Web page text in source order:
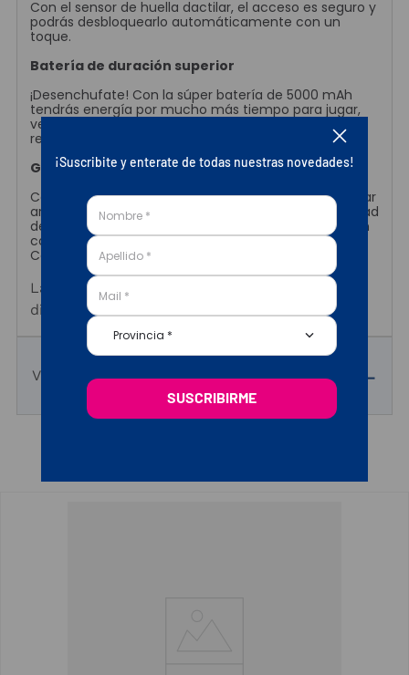
Con el sensor de huella dactilar, el acceso es seguro y
podrás desbloquearlo automáticamente con un
toque.
Batería de duración superior
¡Desenchufate! Con la súper batería de 5000 mAh
tendrás energía por mucho más tiempo para jugar,
ver series o trabajar sin necesidad de realizar
recargas.
Gran capacidad de almacenamiento
Con su memoria interna de 256 GB podrás almacenar
archivos y aplicaciones de gran tamaño sin necesidad
de subirlos a la nube y aprovechar tus momentos sin
conexión para darles el máximo uso.
Cod. RAMATEL H-30356
La descripción de este producto no está
disponible en este momento.
Videos del Producto
¡Suscribite y enterate de todas nuestras novedades!
Provincia *
SUSCRIBIRME